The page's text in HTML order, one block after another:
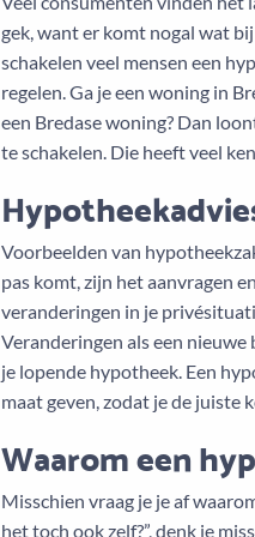
gek, want er komt nogal wat
schakelen veel mensen een
regelen. Ga je een woning in
een Bredase woning? Dan
te schakelen. Die heeft veel
Voorbeelden van
pas komt, zijn het aanvragen
veranderingen in je
Veranderingen als een
je lopende hypotheek. Een
maat geven, zodat je de juiste
Waarom een
Misschien vraag je je af
het toch ook zelf?”, denk je